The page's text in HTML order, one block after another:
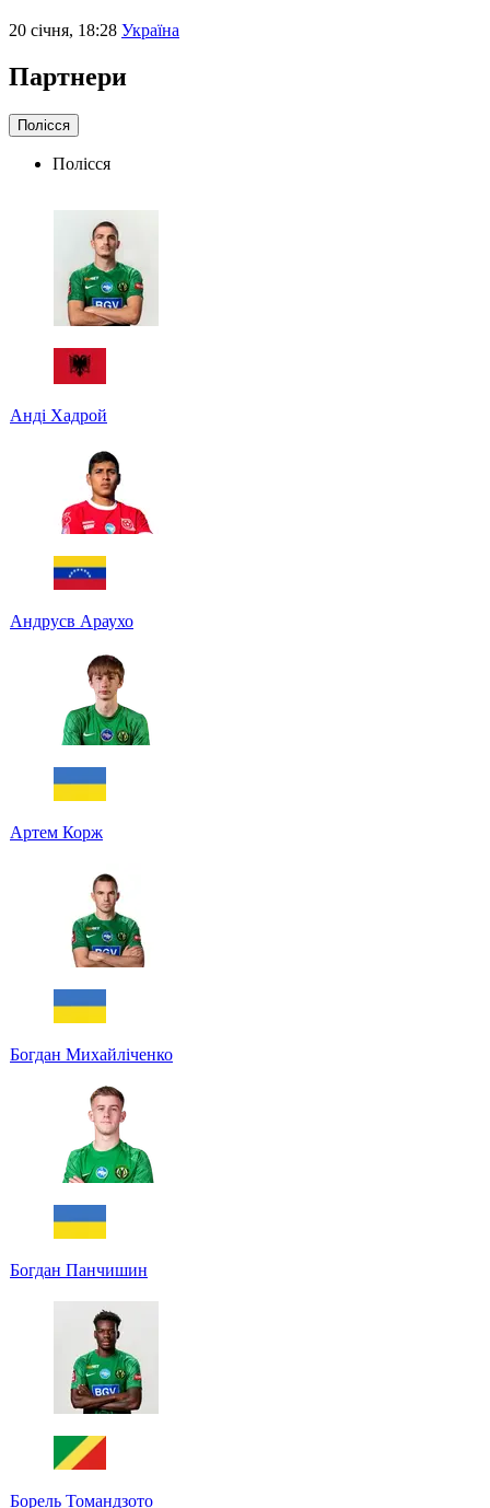
20 січня, 18:28 Україна
Партнери
Полісся
Полісся
Анді Хадрой
Андрусв Араухо
Артем Корж
Богдан Михайліченко
Богдан Панчишин
Борель Томандзото